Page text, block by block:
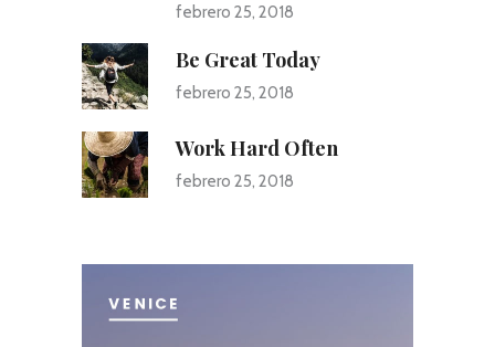
febrero 25, 2018
Be Great Today
febrero 25, 2018
Work Hard Often
febrero 25, 2018